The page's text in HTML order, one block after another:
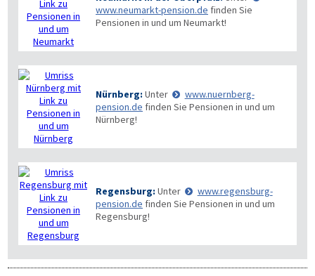
www.neumarkt-pension.de finden Sie
Pensionen in und um Neumarkt!
Nürnberg: Unter
www.nuernberg-
pension.de finden Sie Pensionen in und um
Nürnberg!
Regensburg: Unter
www.regensburg-
pension.de finden Sie Pensionen in und um
Regensburg!